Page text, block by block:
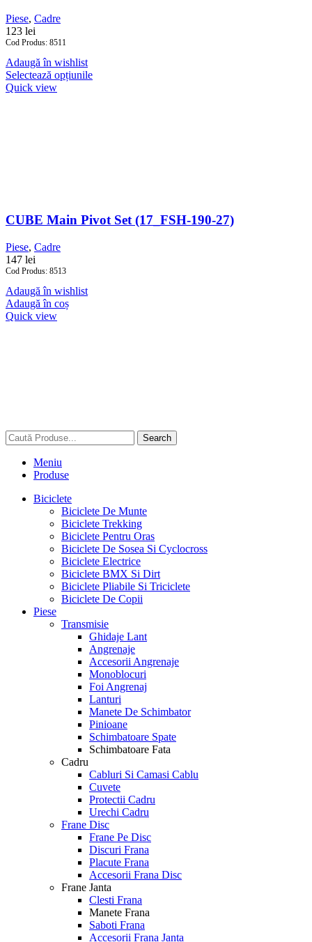
Piese, Cadre
123 lei
Cod Produs: 8511
Adaugă în wishlist
Selectează opțiunile
Quick view
CUBE Main Pivot Set (17_FSH-190-27)
Piese, Cadre
147 lei
Cod Produs: 8513
Adaugă în wishlist
Adaugă în coș
Quick view
Search
Meniu
Produse
Biciclete
Biciclete De Munte
Biciclete Trekking
Biciclete Pentru Oras
Biciclete De Sosea Si Cyclocross
Biciclete Electrice
Biciclete BMX Si Dirt
Biciclete Pliabile Si Triciclete
Biciclete De Copii
Piese
Transmisie
Ghidaje Lant
Angrenaje
Accesorii Angrenaje
Monoblocuri
Foi Angrenaj
Lanturi
Manete De Schimbator
Pinioane
Schimbatoare Spate
Schimbatoare Fata
Cadru
Cabluri Si Camasi Cablu
Cuvete
Protectii Cadru
Urechi Cadru
Frane Disc
Frane Pe Disc
Discuri Frana
Placute Frana
Accesorii Frana Disc
Frane Janta
Clesti Frana
Manete Frana
Saboti Frana
Accesorii Frana Janta